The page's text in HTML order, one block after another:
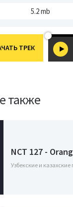
5.2 mb
ТРЕК
также
NCT 127 -
Узбекские и казахские